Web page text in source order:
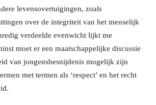
levensovertuigingen, zoals
over de integriteit van het menselijk
verdeelde evenwicht lijkt me
moet er een maatschappelijke discussie
van jongensbesnijdenis mogelijk zijn
met termen als ‘respect’ en het recht